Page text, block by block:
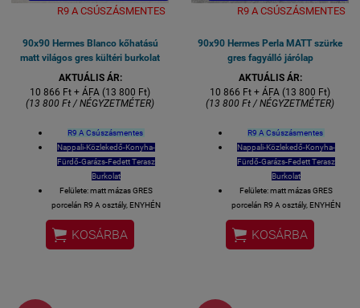
R9 A CSÚSZÁSMENTES
90x90 Hermes Blanco kőhatású
matt világos gres kültéri burkolat
AKTUÁLIS ÁR:
10 866 Ft + ÁFA (13 800 Ft)
(13 800 Ft / NÉGYZETMÉTER)
R9 A Csúszásmentes
Nappali-Közlekedő-Konyha-
Fürdő-Garázs-Fedett Terasz
Burkolat
Felülete: matt mázas GRES
porcelán R9 A osztály, ENYHÉN
csúszásmentesség
Lézer-vágott azaz rektifikált
oldalélek
 KOSÁRBA
R9 A CSÚSZÁSMENTES
90x90 Hermes Perla MATT szürke
gres fagyálló járólap
AKTUÁLIS ÁR:
10 866 Ft + ÁFA (13 800 Ft)
(13 800 Ft / NÉGYZETMÉTER)
R9 A Csúszásmentes
Nappali-Közlekedő-Konyha-
Fürdő-Garázs-Fedett Terasz
Burkolat
Felülete: matt mázas GRES
porcelán R9 A osztály, ENYHÉN
csúszásmentesség
Lézer-vágott azaz rektifikált
oldalélek
 KOSÁRBA